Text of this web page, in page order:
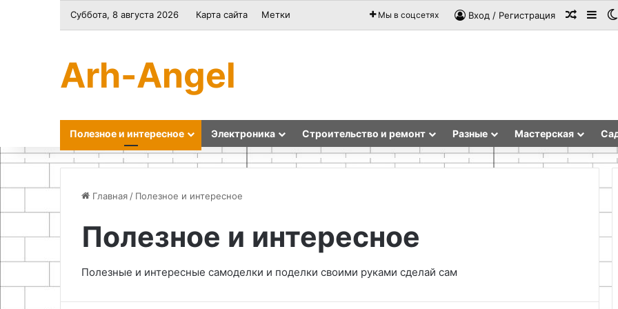
Суббота, 8 августа 2026 Карта сайта Метки Мы в соцсетях Вход / Регистрация
Arh-Angel
Полезное и интересное Электроника Строительство и ремонт Разные Мастерская
Главная / Полезное и интересное
Полезное и интересное
Полезные и интересные самоделки и поделки своими руками сделай сам
Как
сделать
из
из